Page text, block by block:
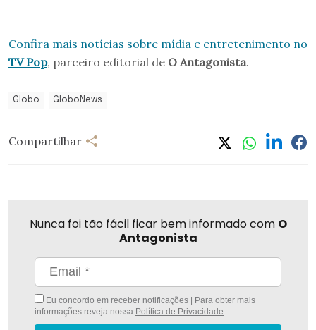
Confira mais notícias sobre mídia e entretenimento no
TV Pop, parceiro editorial de O Antagonista.
Globo GloboNews
Compartilhar
Nunca foi tão fácil ficar bem informado com O
Antagonista
Eu concordo em receber notificações | Para obter mais
informações reveja nossa Política de Privacidade.